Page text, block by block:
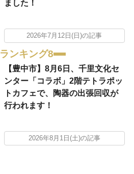
ました！
2026年7月12日(日)の記事
ランキング8
【豊中市】8月6日、千里文化セ
ンター「コラボ」2階テトラポッ
トカフェで、陶器の出張回収が
行われます！
2026年8月1日(土)の記事